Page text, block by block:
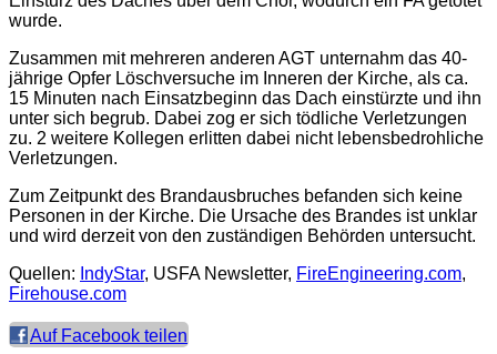
wurde.
Zusammen mit mehreren anderen AGT unternahm das 40-
jährige Opfer Löschversuche im Inneren der Kirche, als ca.
15 Minuten nach Einsatzbeginn das Dach einstürzte und ihn
unter sich begrub. Dabei zog er sich tödliche Verletzungen
zu. 2 weitere Kollegen erlitten dabei nicht lebensbedrohliche
Verletzungen.
Zum Zeitpunkt des Brandausbruches befanden sich keine
Personen in der Kirche. Die Ursache des Brandes ist unklar
und wird derzeit von den zuständigen Behörden untersucht.
Quellen: IndyStar, USFA Newsletter, FireEngineering.com,
Firehouse.com
Auf Facebook teilen